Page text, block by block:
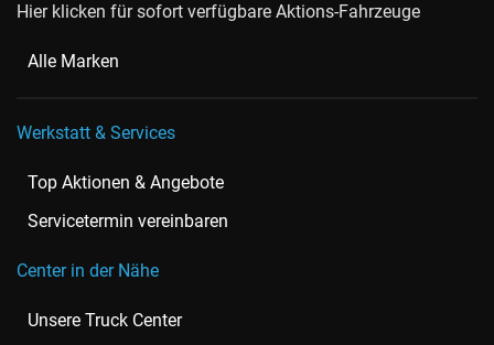
Hier klicken für sofort verfügbare Aktions-Fahrzeuge
Alle Marken
Werkstatt & Services
Top Aktionen & Angebote
Servicetermin vereinbaren
Center in der Nähe
Unsere Truck Center